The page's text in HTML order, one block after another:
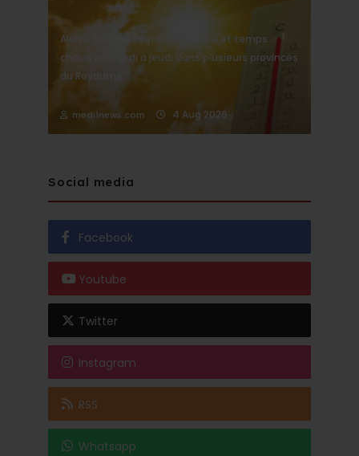
Alerte Météo : Vague de chaleur et temps
chaud de mardi à jeudi dans plusieurs provinces
du Royaume
medi1news.com 4 Aug 2026
Social media
Facebook
Youtube
Twitter
Instagram
RSS
Whatsapp